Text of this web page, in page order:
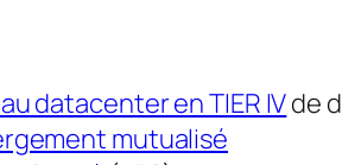
datacenter en TIER IVde
mutualisé